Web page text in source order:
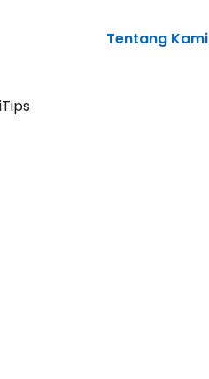
Tentang Kami
Tips